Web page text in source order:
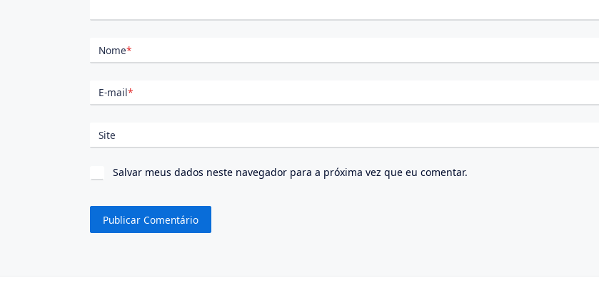
Nome*
E-mail*
Site
Salvar meus dados neste navegador para a próxima vez que eu comentar.